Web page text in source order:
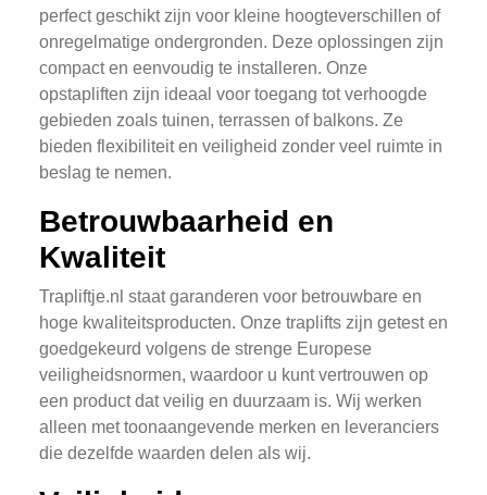
perfect geschikt zijn voor kleine hoogteverschillen of
onregelmatige ondergronden. Deze oplossingen zijn
compact en eenvoudig te installeren. Onze
opstapliften zijn ideaal voor toegang tot verhoogde
gebieden zoals tuinen, terrassen of balkons. Ze
bieden flexibiliteit en veiligheid zonder veel ruimte in
beslag te nemen.
Betrouwbaarheid en
Kwaliteit
Trapliftje.nl staat garanderen voor betrouwbare en
hoge kwaliteitsproducten. Onze traplifts zijn getest en
goedgekeurd volgens de strenge Europese
veiligheidsnormen, waardoor u kunt vertrouwen op
een product dat veilig en duurzaam is. Wij werken
alleen met toonaangevende merken en leveranciers
die dezelfde waarden delen als wij.